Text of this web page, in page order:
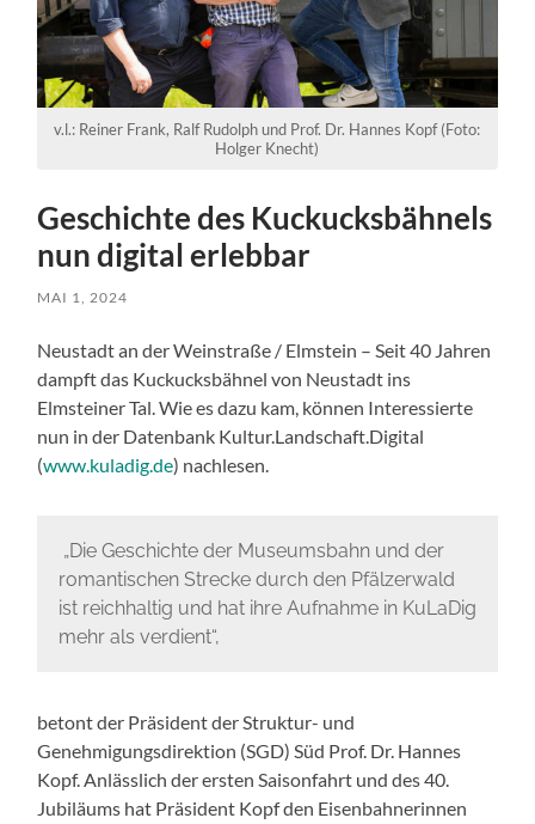
v.l.: Reiner Frank, Ralf Rudolph und Prof. Dr. Hannes Kopf (Foto:
Holger Knecht)
Geschichte des Kuckucksbähnels
nun digital erlebbar
MAI 1, 2024
Neustadt an der Weinstraße / Elmstein – Seit 40 Jahren
dampft das Kuckucksbähnel von Neustadt ins
Elmsteiner Tal. Wie es dazu kam, können Interessierte
nun in der Datenbank Kultur.Landschaft.Digital
(www.kuladig.de) nachlesen.
„Die Geschichte der Museumsbahn und der
romantischen Strecke durch den Pfälzerwald
ist reichhaltig und hat ihre Aufnahme in KuLaDig
mehr als verdient“,
betont der Präsident der Struktur- und
Genehmigungsdirektion (SGD) Süd Prof. Dr. Hannes
Kopf. Anlässlich der ersten Saisonfahrt und des 40.
Jubiläums hat Präsident Kopf den Eisenbahnerinnen